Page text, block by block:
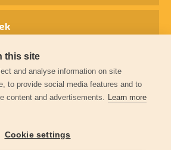
védelme
this site
and analyse information on site
to provide social media features and to
content and advertisements. Learn more
Cookie settings